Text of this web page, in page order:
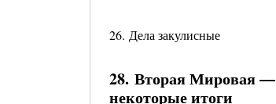
26. Дела закулисные
28. Вторая Мировая —
некоторые итоги